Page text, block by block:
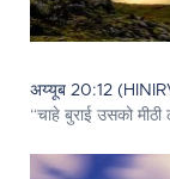
अय्यूब 20:12
“चाहे बुराई उसको